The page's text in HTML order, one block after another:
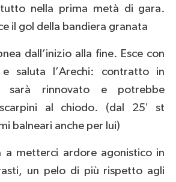
nella prima metà di gara.
il gol della bandiera granata
dall’inizio alla fine. Esce con
e saluta l’Arechi: contratto in
sarà rinnovato e potrebbe
al chiodo. (dal 25′ st
balneari anche per lui)
a metterci ardore agonistico in
un pelo di più rispetto agli